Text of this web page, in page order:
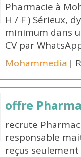
Pharmacie à
H / F ) Sérieux,
minimum dans
CV par
Mohammedia |
offre
recrute
responsable
reçus